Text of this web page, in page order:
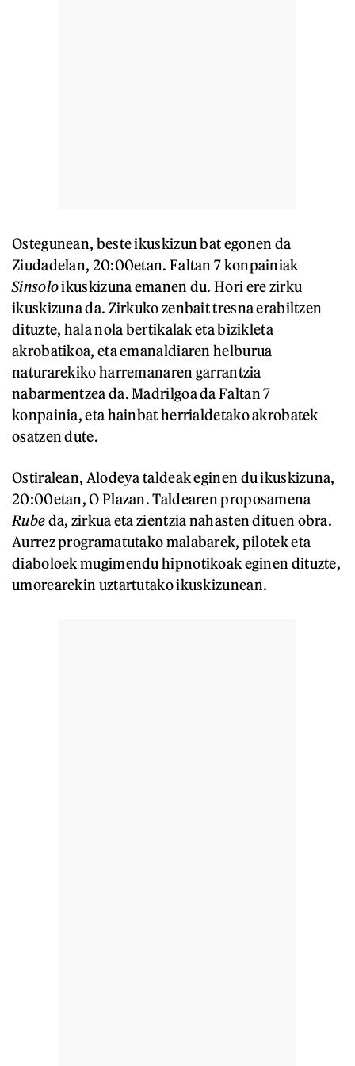
Ostegunean, beste ikuskizun bat egonen da
Ziudadelan, 20:00etan. Faltan 7 konpainiak
Sinsoloikuskizuna emanen du. Hori ere zirku
ikuskizuna da. Zirkuko zenbait tresna erabiltzen
dituzte, hala nola bertikalak eta bizikleta
akrobatikoa, eta emanaldiaren helburua
naturarekiko harremanaren garrantzia
nabarmentzea da. Madrilgoa da Faltan 7
konpainia, eta hainbat herrialdetako akrobatek
osatzen dute.
Ostiralean, Alodeya taldeak eginen du ikuskizuna,
20:00etan, O Plazan. Taldearen proposamena
Rubeda, zirkua eta zientzia nahasten dituen obra.
Aurrez programatutako malabarek, pilotek eta
diaboloek mugimendu hipnotikoak eginen dituzte,
umorearekin uztartutako ikuskizunean.